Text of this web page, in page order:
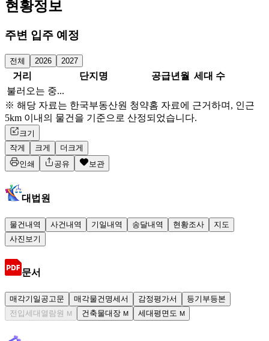
현황정보
주변 입주 예정
전체 2026 2027
거리 단지명 공급년월 세대 수
불러오는 중...
※ 해당 자료는 한국부동산원 청약홈 자료에 근거하며, 인근
5km 이내의 물건을 기준으로 산정되었습니다.
크기
작게
크게
더크게
인쇄
공유 보관
대법원
물건내역 사건내역 기일내역 송달내역 현황조사
지도
사진보기
문서
매각기일공고문 매각물건명세서 감정평가서
등기부등본
전입세대열람원
M 건축물대장 M 세대평면도 M